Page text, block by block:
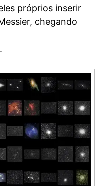
próprios inserir
chegando